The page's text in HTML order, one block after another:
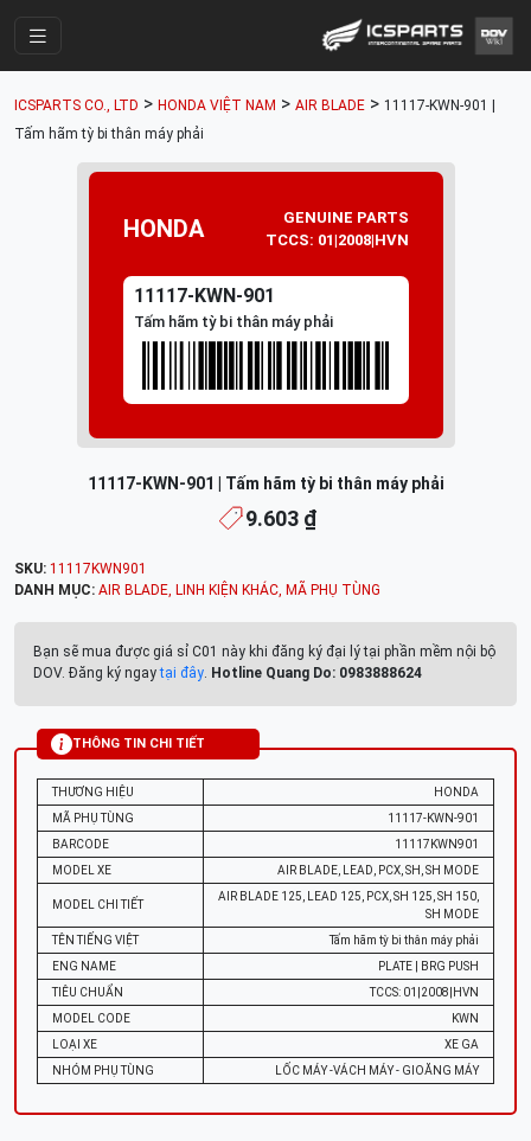
Parts Catalogue
Mã Phụ Tùng
Tài khoản
ICSPARTS CO., LTD > HONDA VIỆT NAM > AIR BLADE > 11117-KWN-901 |
Tấm hãm tỳ bi thân máy phải
HONDA
GENUINE PARTS
TCCS: 01|2008|HVN
11117-KWN-901
Tấm hãm tỳ bi thân máy phải
11117-KWN-901 | Tấm hãm tỳ bi thân máy phải
9.603 ₫
SKU: 11117KWN901
DANH MỤC: AIR BLADE, LINH KIỆN KHÁC, MÃ PHỤ TÙNG
Bạn sẽ mua được giá sỉ C01 này khi đăng ký đại lý tại phần mềm nội bộ
DOV. Đăng ký ngaytại đây. Hotline Quang Do: 0983888624
THÔNG TIN CHI TIẾT
THƯƠNG HIỆU
HONDA
MÃ PHỤ TÙNG
11117-KWN-901
BARCODE
11117KWN901
MODEL XE
AIR BLADE, LEAD, PCX, SH, SH MODE
MODEL CHI TIẾT
AIR BLADE 125, LEAD 125, PCX, SH 125, SH 150,
SH MODE
TÊN TIẾNG VIỆT
Tấm hãm tỳ bi thân máy phải
ENG NAME
PLATE | BRG PUSH
TIÊU CHUẨN
TCCS: 01|2008|HVN
MODEL CODE
KWN
LOẠI XE
XE GA
NHÓM PHỤ TÙNG
LỐC MÁY -VÁCH MÁY - GIOĂNG MÁY